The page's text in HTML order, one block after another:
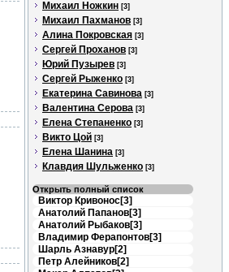
Михаил Ножкин [3]
Михаил Пахманов [3]
Алина Покровская [3]
Сергей Проханов [3]
Юрий Пузырев [3]
Сергей Рыженко [3]
Екатерина Савинова [3]
Валентина Серова [3]
Елена Степаненко [3]
Викто Цой [3]
Елена Шанина [3]
Клавдия Шульженко [3]
Открыть полный список
Виктор Кривонос[3]
Анатолий Папанов[3]
Анатолий Рыбаков[3]
Владимир Ферапонтов[3]
Шарль Азнавур[2]
Петр Алейников[2]